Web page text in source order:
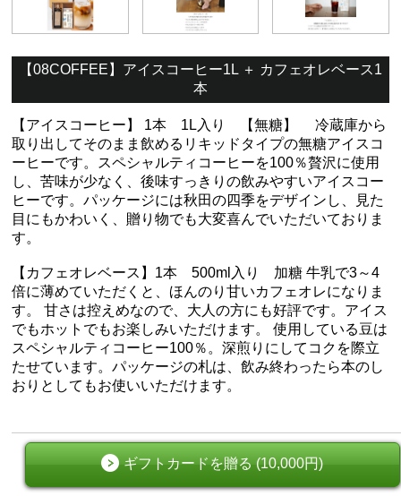
【08COFFEE】アイスコーヒー1L ＋ カフェオレベース1
本
【アイスコーヒー】 1本 1L入り 【無糖】 冷蔵庫から
取り出してそのまま飲めるリキッドタイプの無糖アイスコ
ーヒーです。スペシャルティコーヒーを100％贅沢に使用
し、苦味が少なく、後味すっきりの飲みやすいアイスコー
ヒーです。パッケージには秋田の四季をデザインし、見た
目にもかわいく、贈り物でも大変喜んでいただいておりま
す。
【カフェオレベース】1本 500ml入り 加糖 牛乳で3～4
倍に薄めていただくと、ほんのり甘いカフェオレになりま
す。 甘さは控えめなので、大人の方にも好評です。アイス
でもホットでもお楽しみいただけます。 使用している豆は
スペシャルティコーヒー100％。深煎りにしてコクを際立
たせています。パッケージの札は、飲み終わったら本のし
おりとしてもお使いいただけます。
ギフトカードを贈る (10,000円)